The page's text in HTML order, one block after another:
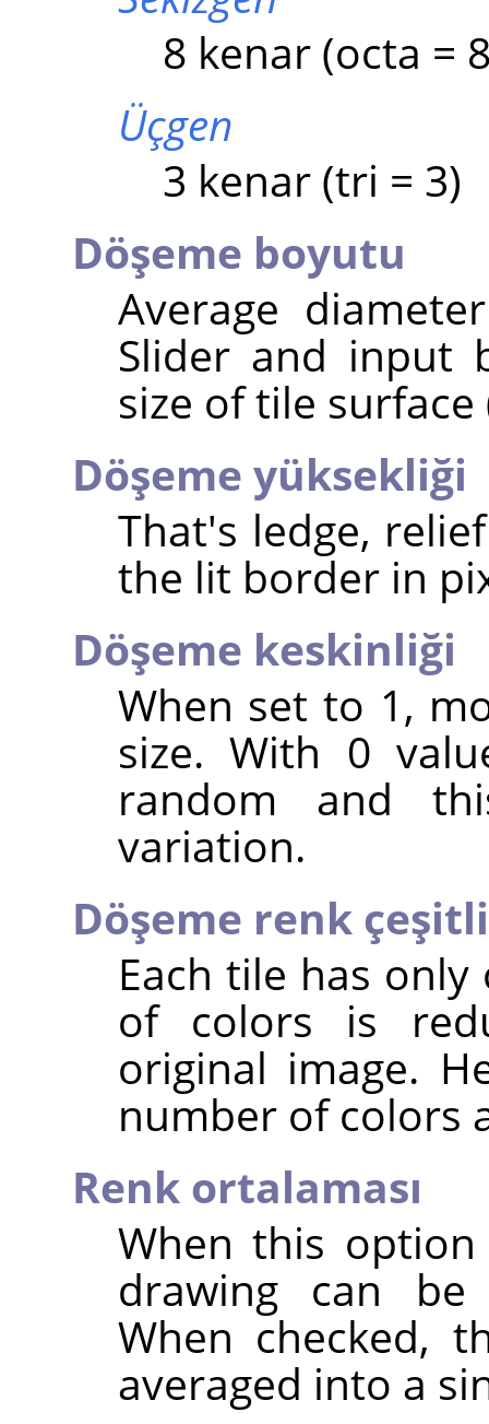
8 kenar (octa =
Üçgen
3 kenar (tri = 3)
Döşeme boyutu
Average
Slider and input
size of tile surface
Döşeme yüksekliği
That's ledge,
the lit border in
Döşeme keskinliği
When set to 1,
size. With 0
random and
variation.
Döşeme renk
Each tile has
of colors is
original image.
number of colors
Renk ortalaması
When this
drawing can be
When checked,
averaged into a